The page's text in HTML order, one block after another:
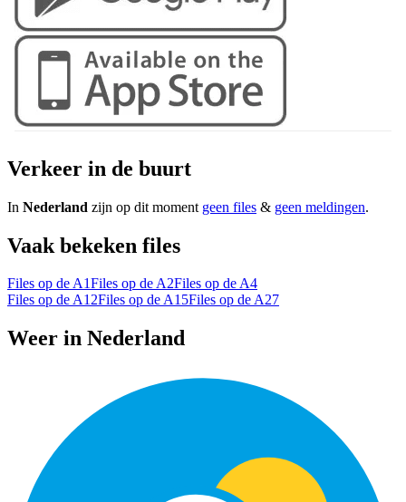
Verkeer in de buurt
In Nederland zijn op dit moment geen files & geen meldingen.
Vaak bekeken files
Files op de A1Files op de A2Files op de A4
Files op de A12Files op de A15Files op de A27
Weer in Nederland